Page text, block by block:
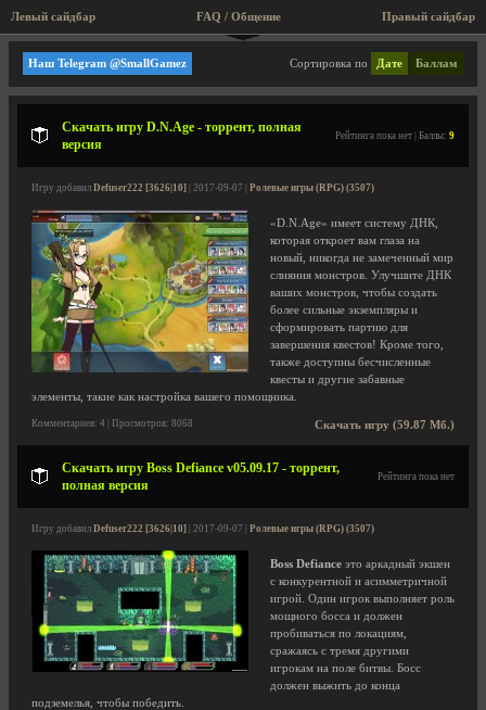
Левый сайдбар Правый сайдбар
FAQ / Общение
Ролевые игры (RPG)
Сортировка по Дате Баллам
Наш Telegram @SmallGamez
Скачать игру D.N.Age - торрент, полная
версия
Рейтинга пока нет | Баллы: 9
Игру добавил Defuser222 [3626|10] | 2017-09-07 | Ролевые игры (RPG) (3507)
«D.N.Age» имеет систему ДНК,
которая откроет вам глаза на
новый, никогда не замеченный мир
слияния монстров. Улучшите ДНК
ваших монстров, чтобы создать
более сильные экземпляры и
сформировать партию для
завершения квестов! Кроме того,
также доступны бесчисленные
квесты и другие забавные
элементы, такие как настройка вашего помощника.
Скачать игру (59.87 Мб.)
Комментариев: 4 | Просмотров: 8068
Скачать игру Boss Defiance v05.09.17 - торрент,
полная версия
Рейтинга пока нет
Игру добавил Defuser222 [3626|10] | 2017-09-07 | Ролевые игры (RPG) (3507)
Boss Defiance это аркадный экшен
с конкурентной и асимметричной
игрой. Один игрок выполняет роль
мощного босса и должен
пробиваться по локациям,
сражаясь с тремя другими
игрокам на поле битвы. Босс
должен выжить до конца
подземелья, чтобы победить.